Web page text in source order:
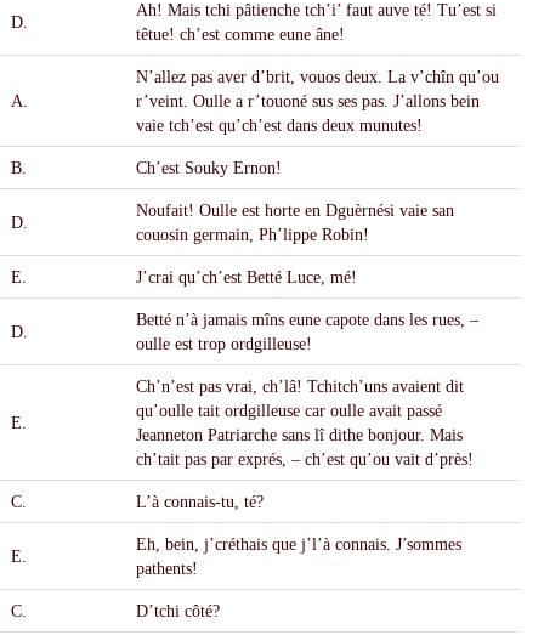
D.
Ah! Mais tchi pâtienche tch’i’ faut auve té! Tu’est si
têtue! ch’est comme eune âne!
A.
N’allez pas aver d’brit, vouos deux. La v’chîn qu’ou
r’veint. Oulle a r’touoné sus ses pas. J’allons bein
vaie tch’est qu’ch’est dans deux munutes!
B. Ch’est Souky Ernon!
D.
Noufait! Oulle est horte en Dguèrnési vaie san
couosin germain, Ph’lippe Robin!
E. J’crai qu’ch’est Betté Luce, mé!
D.
Betté n’àjamais mîns eune capote dans les rues, –
oulle est trop ordgilleuse!
E.
Ch’n’est pas vrai, ch’lâ! Tchitch’uns avaient dit
qu’oulle tait ordgilleuse car oulle avait passé
Jeanneton Patriarche sans lîdithe bonjour. Mais
ch’tait pas par exprés, – ch’est qu’ou vait d’près!
C. L’àconnais-tu, té?
E.
Eh, bein, j’créthais que j’l’àconnais. J’sommes
pathents!
C. D’tchi côté?